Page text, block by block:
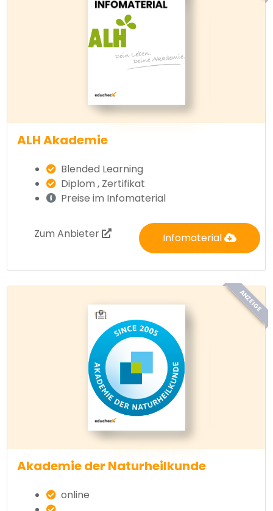
ALH Akademie
Blended Learning
Diplom , Zertifikat
Preise im Infomaterial
Zum Anbieter Infomaterial
ANZEIGE
Akademie der Naturheilkunde
online